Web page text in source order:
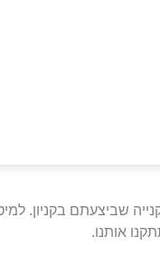
שביצעתם בקניון.
אותנו.